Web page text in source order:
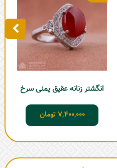
انگشتر زنانه عقیق یمنی سرخ
7,400,000 تومان